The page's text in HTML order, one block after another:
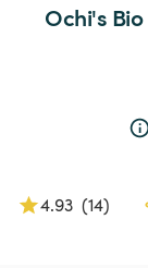
Ochi's Bio
4.93 (14)